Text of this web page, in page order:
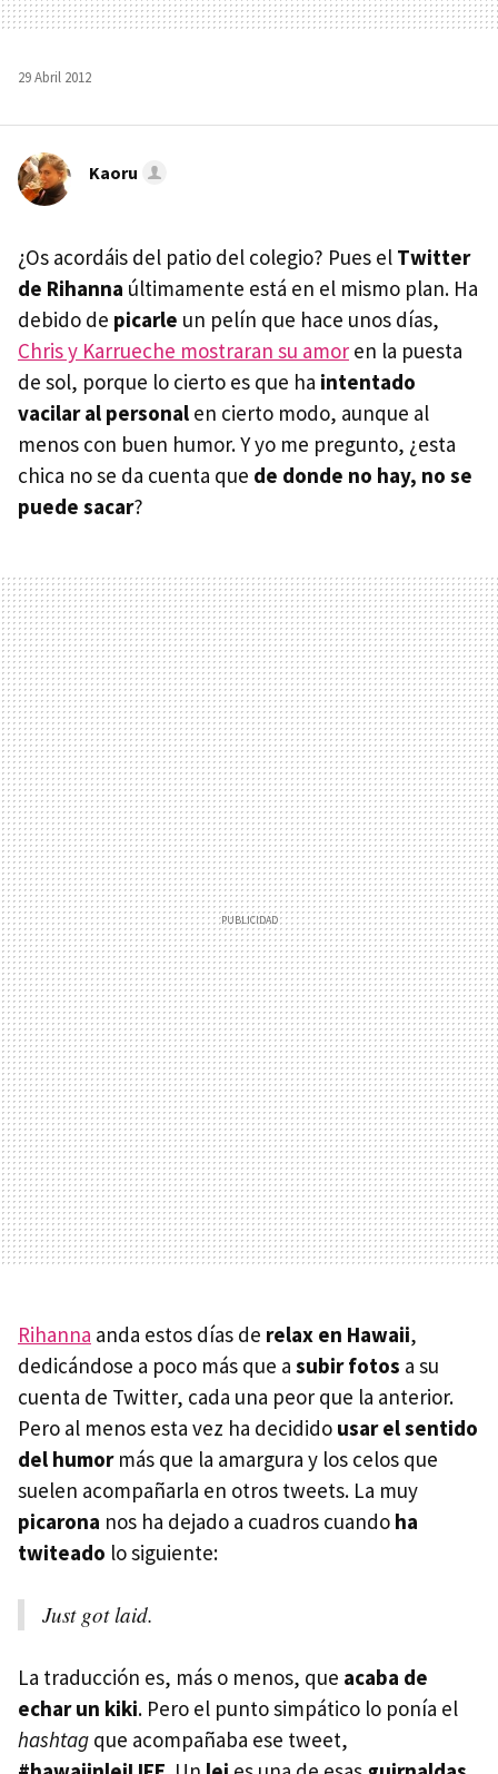
29 Abril 2012
Kaoru
¿Os acordáis del patio del colegio? Pues el Twitter
de Rihanna últimamente está en el mismo plan. Ha
debido de picarle un pelín que hace unos días,
Chris y Karrueche mostraran su amor en la puesta
de sol, porque lo cierto es que ha intentado
vacilar al personal en cierto modo, aunque al
menos con buen humor. Y yo me pregunto, ¿esta
chica no se da cuenta que de donde no hay, no se
puede sacar?
Rihanna anda estos días de relax en Hawaii,
dedicándose a poco más que a subir fotos a su
cuenta de Twitter, cada una peor que la anterior.
Pero al menos esta vez ha decidido usar el sentido
del humormás que la amargura y los celos que
suelen acompañarla en otros tweets. La muy
picarona nos ha dejado a cuadros cuando ha
twiteado lo siguiente:
Just got laid.
La traducción es, más o menos, que acaba de
echar un kiki. Pero el punto simpático lo ponía el
hashtag que acompañaba ese tweet,